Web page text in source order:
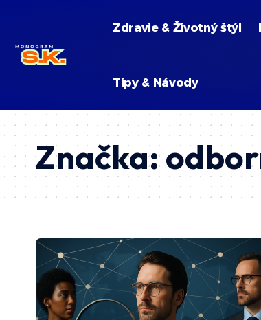
Zdravie & Životný štýl
Tipy & Návody
Značka: